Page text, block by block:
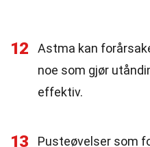
12
Astma kan
noe som gjør
effektiv.
13
Pusteøvelser som